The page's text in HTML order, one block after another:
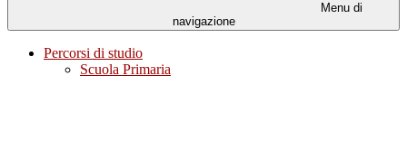
Menu di
navigazione
Percorsi di studio
Scuola Primaria